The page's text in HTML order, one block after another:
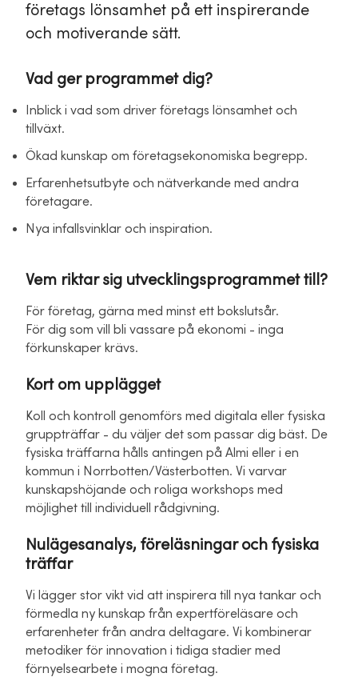
företags lönsamhet på ett inspirerande
och motiverande sätt.
Vad ger programmet dig?
Inblick i vad som driver företags lönsamhet och
tillväxt.
Ökad kunskap om företagsekonomiska begrepp.
Erfarenhetsutbyte och nätverkande med andra
företagare.
Nya infallsvinklar och inspiration.
Vem riktar sig utvecklingsprogrammet till?
För företag, gärna med minst ett bokslutsår.
För dig som vill bli vassare på ekonomi - inga
förkunskaper krävs.
Kort om upplägget
Koll och kontroll genomförs med digitala eller fysiska
gruppträffar - du väljer det som passar dig bäst. De
fysiska träffarna hålls antingen på Almi eller i en
kommun i Norrbotten/Västerbotten. Vi varvar
kunskapshöjande och roliga workshops med
möjlighet till individuell rådgivning.
Nulägesanalys, föreläsningar och fysiska
träffar
Vi lägger stor vikt vid att inspirera till nya tankar och
förmedla ny kunskap från expertföreläsare och
erfarenheter från andra deltagare. Vi kombinerar
metodiker för innovation i tidiga stadier med
förnyelsearbete i mogna företag.